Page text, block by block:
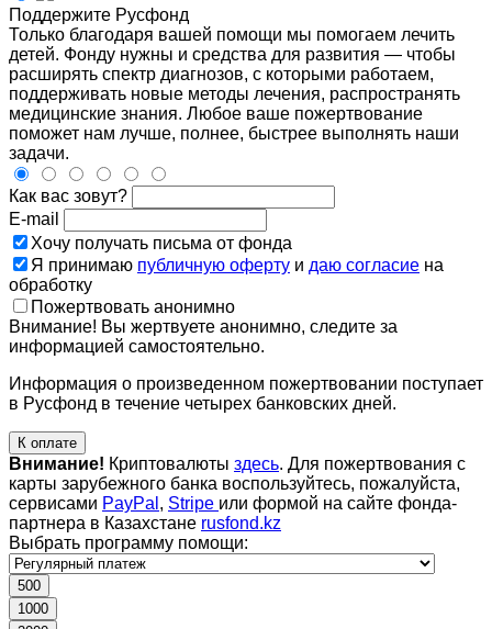
Поддержите Русфонд
Только благодаря вашей помощи мы помогаем лечить
детей. Фонду нужны и средства для развития — чтобы
расширять спектр диагнозов, с которыми работаем,
поддерживать новые методы лечения, распространять
медицинские знания. Любое ваше пожертвование
поможет нам лучше, полнее, быстрее выполнять наши
задачи.
Как вас зовут?
E-mail
Хочу получать письма от фонда
Я принимаю публичную оферту и даю согласие на
обработку
Пожертвовать анонимно
Внимание! Вы жертвуете анонимно, следите за
информацией самостоятельно.
Информация о произведенном пожертвовании поступает
в Русфонд в течение четырех банковских дней.
К оплате
Внимание! Криптовалюты здесь. Для пожертвования с
карты зарубежного банка воспользуйтесь, пожалуйста,
сервисами PayPal , Stripe или формой на сайте фонда-
партнера в Казахстане rusfond.kz
Выбрать программу помощи:
500
1000